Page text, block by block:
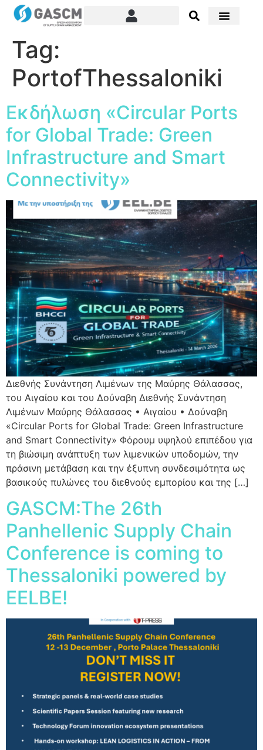
Tag:
PortofThessaloniki
Εκδήλωση «Circular Ports
for Global Trade: Green
Infrastructure and Smart
Connectivity»
Διεθνής Συνάντηση Λιμένων της Μαύρης Θάλασσας,
του Αιγαίου και του Δούναβη Διεθνής Συνάντηση
Λιμένων Μαύρης Θάλασσας • Αιγαίου • Δούναβη
«Circular Ports for Global Trade: Green Infrastructure
and Smart Connectivity» Φόρουμ υψηλού επιπέδου για
τη βιώσιμη ανάπτυξη των λιμενικών υποδομών, την
πράσινη μετάβαση και την έξυπνη συνδεσιμότητα ως
βασικούς πυλώνες του διεθνούς εμπορίου και της […]
GASCM:The 26th
Panhellenic Supply Chain
Conference is coming to
Thessaloniki powered by
EELBE!